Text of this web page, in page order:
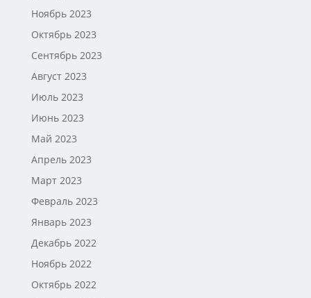
Ноябрь 2023
Октябрь 2023
Сентябрь 2023
Август 2023
Июль 2023
Июнь 2023
Май 2023
Апрель 2023
Март 2023
Февраль 2023
Январь 2023
Декабрь 2022
Ноябрь 2022
Октябрь 2022